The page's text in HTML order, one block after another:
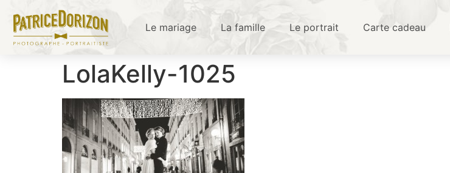
Le mariage La famille Le portrait Carte cadeau
LolaKelly-1025